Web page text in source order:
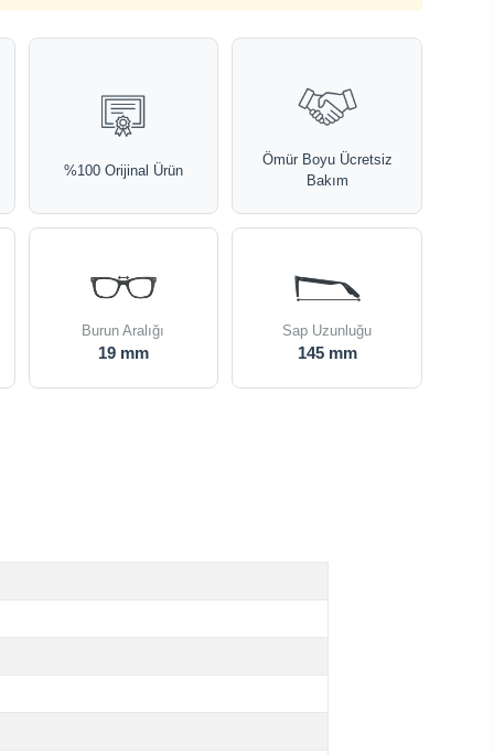
%100 Orijinal Ürün
Ömür Boyu Ücretsiz
Bakım
Burun Aralığı
19 mm
Sap Uzunluğu
145 mm